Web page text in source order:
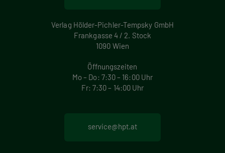
Verlag Hölder-Pichler-Tempsky GmbH
Frankgasse 4 / 2. Stock
1090 Wien
Öffnungszeiten
Mo – Do: 7:30 – 16:00 Uhr
Fr: 7:30 – 14:00 Uhr
service@hpt.at